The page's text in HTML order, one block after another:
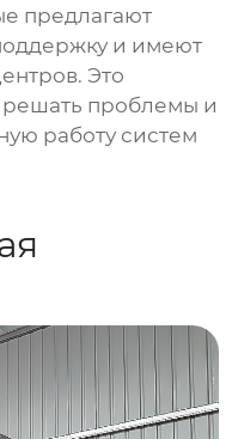
предлагают
и имеют
Это
решать проблемы и
работу систем